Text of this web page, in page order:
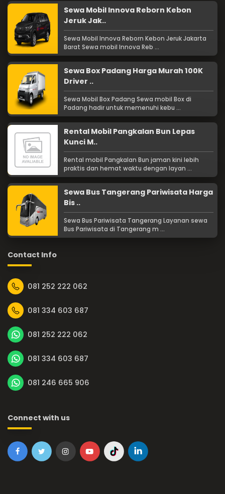
Sewa Mobil Innova Reborn Kebon
Jeruk Jak..
Sewa Mobil Innova Reborn Kebon Jeruk Jakarta
Barat Sewa mobil Innova Reb ...
Sewa Box Padang Harga Murah 100K
Driver ..
Sewa Mobil Box Padang Sewa mobil Box di
Padang hadir untuk memenuhi kebu ...
Rental Mobil Pangkalan Bun Lepas
Kunci M..
Rental mobil Pangkalan Bun jaman kini lebih
praktis dan hemat waktu dengan layan ...
Sewa Bus Tangerang Pariwisata Harga
Bis ..
Sewa Bus Pariwisata Tangerang Layanan sewa
Bus Pariwisata di Tangerang m ...
Contact Info
081 252 222 062
081 334 603 687
081 252 222 062
081 334 603 687
081 246 665 906
Connect with us